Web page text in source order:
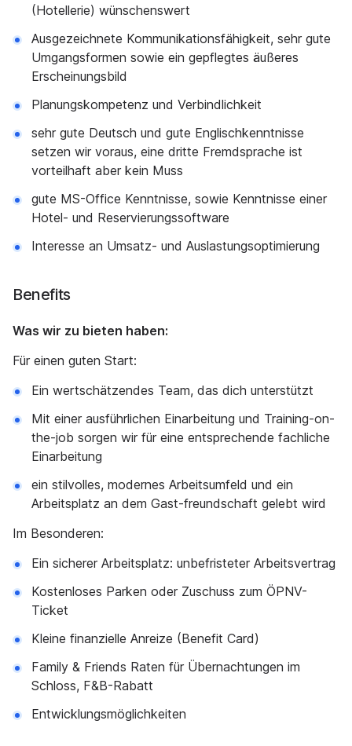
(Hotellerie) wünschenswert
Ausgezeichnete Kommunikationsfähigkeit, sehr gute
Umgangsformen sowie ein gepflegtes äußeres
Erscheinungsbild
Planungskompetenz und Verbindlichkeit
sehr gute Deutsch und gute Englischkenntnisse
setzen wir voraus, eine dritte Fremdsprache ist
vorteilhaft aber kein Muss
gute MS-Office Kenntnisse, sowie Kenntnisse einer
Hotel- und Reservierungssoftware
Interesse an Umsatz- und Auslastungsoptimierung
Benefits
Was wir zu bieten haben:
Für einen guten Start:
Ein wertschätzendes Team, das dich unterstützt
Mit einer ausführlichen Einarbeitung und Training-on-
the-job sorgen wir für eine entsprechende fachliche
Einarbeitung
ein stilvolles, modernes Arbeitsumfeld und ein
Arbeitsplatz an dem Gast-freundschaft gelebt wird
Im Besonderen:
Ein sicherer Arbeitsplatz: unbefristeter Arbeitsvertrag
Kostenloses Parken oder Zuschuss zum ÖPNV-
Ticket
Kleine finanzielle Anreize (Benefit Card)
Family & Friends Raten für Übernachtungen im
Schloss, F&B-Rabatt
Entwicklungsmöglichkeiten